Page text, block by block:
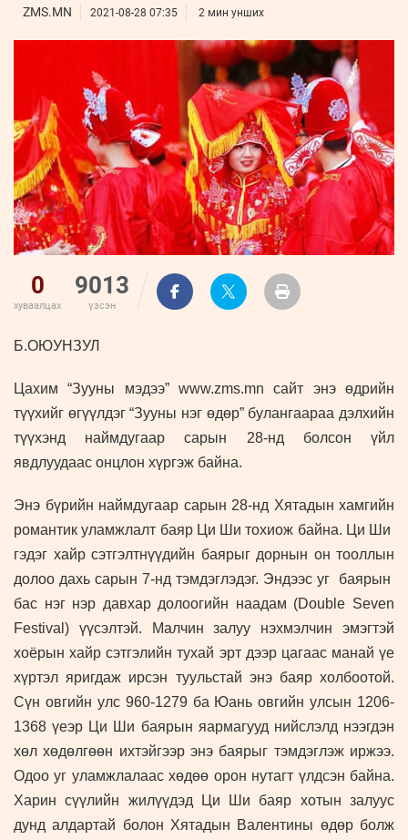
Бүртгүүлэх
Нэвтрэх
Бизнес
ФОТО
УРЛАГ
ТӨВ
ZUUNII
MEDEE
WEEKLY
ZMS.MN 2021-08-28 07:35 2 мин унших
0
хуваалцах
9013
үзсэн
Б.ОЮУНЗУЛ
Цахим “Зууны мэдээ” www.zms.mn сайт энэ өдрийн
түүхийг өгүүлдэг “Зууны нэг өдөр” булангаараа дэлхийн
түүхэнд наймдугаар сарын 28-нд болсон үйл
явдлуудаас онцлон хүргэж байна.
Энэ бүрийн наймдугаар сарын 28-нд Хятадын хамгийн
романтик уламжлалт баяр Ци Ши тохиож байна. Ци Ши
гэдэг хайр сэтгэлтнүүдийн баярыг дорнын он тооллын
долоо дахь сарын 7-нд тэмдэглэдэг. Эндээс уг баярын
бас нэг нэр давхар долоогийн наадам (Double Seven
Festival) үүсэлтэй. Малчин залуу нэхмэлчин эмэгтэй
хоёрын хайр сэтгэлийн тухай эрт дээр цагаас манай үе
хүртэл яригдаж ирсэн туульстай энэ баяр холбоотой.
Сүн овгийн улс 960-1279 ба Юань овгийн улсын 1206-
1368 үеэр Ци Ши баярын яармагууд нийслэлд нээгдэн
хөл хөдөлгөөн ихтэйгээр энэ баярыг тэмдэглэж иржээ.
Одоо уг уламжлалаас хөдөө орон нутагт үлдсэн байна.
Харин сүүлийн жилүүдэд Ци Ши баяр хотын залуус
дунд алдартай болон Хятадын Валентины өдөр болж